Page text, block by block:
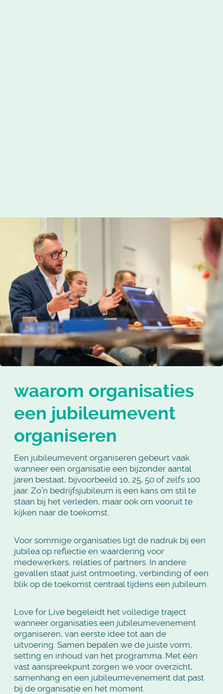
waarom organisaties
een jubileumevent
organiseren
Een jubileumevent organiseren gebeurt vaak
wanneer een organisatie een bijzonder aantal
jaren bestaat, bijvoorbeeld 10, 25, 50 of zelfs 100
jaar. Zo’n bedrijfsjubileum is een kans om stil te
staan bij het verleden, maar ook om vooruit te
kijken naar de toekomst.
Voor sommige organisaties ligt de nadruk bij een
jubilea op reflectie en waardering voor
medewerkers, relaties of partners. In andere
gevallen staat juist ontmoeting, verbinding of een
blik op de toekomst centraal tijdens een jubileum.
Love for Live begeleidt het volledige traject
wanneer organisaties een jubileumevenement
organiseren, van eerste idee tot aan de
uitvoering. Samen bepalen we de juiste vorm,
setting en inhoud van het programma. Met één
vast aanspreekpunt zorgen we voor overzicht,
samenhang en een jubileumevenement dat past
bij de organisatie en het moment.